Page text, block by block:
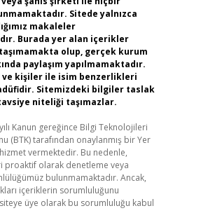
Sitede yalnızca
makaleler
Burada yer alan içerikler
olup, gerçek kurum
paylaşım yapılmamaktadır.
ve kişiler ile isim benzerlikleri
Sitemizdeki bilgiler taslak
niteliği taşımazlar.
Kanun gereğince Bilgi Teknolojileri
(BTK) tarafından onaylanmış bir Yer
hizmet vermektedir. Bu nedenle,
proaktif olarak denetleme veya
bulunmamaktadır. Ancak,
içeriklerin sorumluluğunu
üye olarak bu sorumluluğu kabul